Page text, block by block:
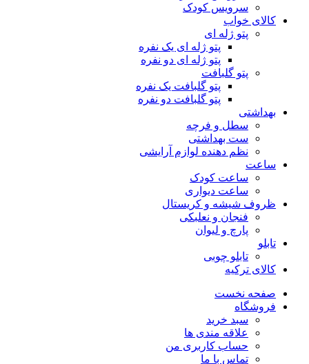
سرویس کودک
کالای خواب
پتو ژله ای
پتو ژله ای یک نفره
پتو ژله ای دو نفره
پتو گلبافت
پتو گلبافت یک نفره
پتو گلبافت دو نفره
بهداشتی
سطل و فرچه
ست بهداشتی
نظم دهنده لوازم آرایشی
ساعت
ساعت کودک
ساعت دیواری
ظروف شیشه و کریستال
فنجان و نعلبکی
پارچ و لیوان
تابلو
تابلو چوبی
کالای ترکیه
صفحه نخست
فروشگاه
سبد خرید
علاقه مندی ها
حساب کاربری من
تماس با ما